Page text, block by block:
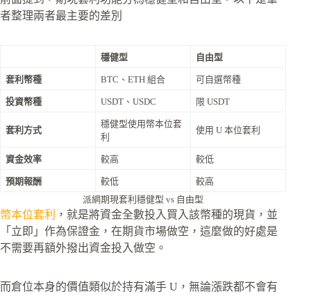
者整理兩者最主要的差別
穩健型 自由型
套利幣種 BTC、ETH 組合 可自選幣種
投資幣種 USDT、USDC 限 USDT
套利方式
穩健型使用幣本位套
利
使用 U 本位套利
資金效率 較高 較低
預期報酬 較低
較高
派網期現套利穩健型 vs 自由型
幣本位套利
，就是將資金全數投入買入該幣種的現貨，並
「立即」作為保證金，在期貨市場做空，這麼做的好處是
不需要再額外撥出資金投入做空。
而倉位本身的價值類似於持有滿手 U，無論漲跌都不會有